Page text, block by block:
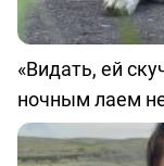
«Видать, ей
ночным лаем